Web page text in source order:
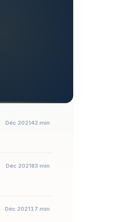
Déc 202142 min
Déc 202183 min
Déc 202117 min